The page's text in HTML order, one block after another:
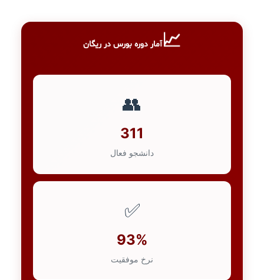
📈آمار دوره بورس در ریگان
👥
311
دانشجو فعال
✅
93%
نرخ موفقیت